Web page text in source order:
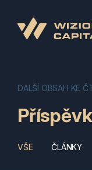
DALŠÍ OBSAH KE
VŠE ČLÁNKY